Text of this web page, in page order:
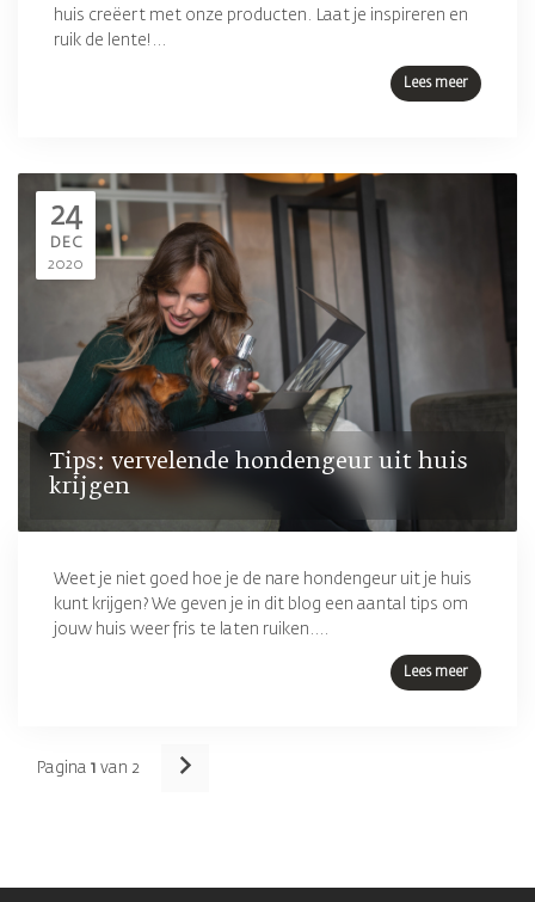
huis creëert met onze producten. Laat je inspireren en
ruik de lente!...
Lees meer
24
DEC
2020
Tips: vervelende hondengeur uit huis
krijgen
Weet je niet goed hoe je de nare hondengeur uit je huis
kunt krijgen? We geven je in dit blog een aantal tips om
jouw huis weer fris te laten ruiken....
Lees meer
Pagina 1 van 2